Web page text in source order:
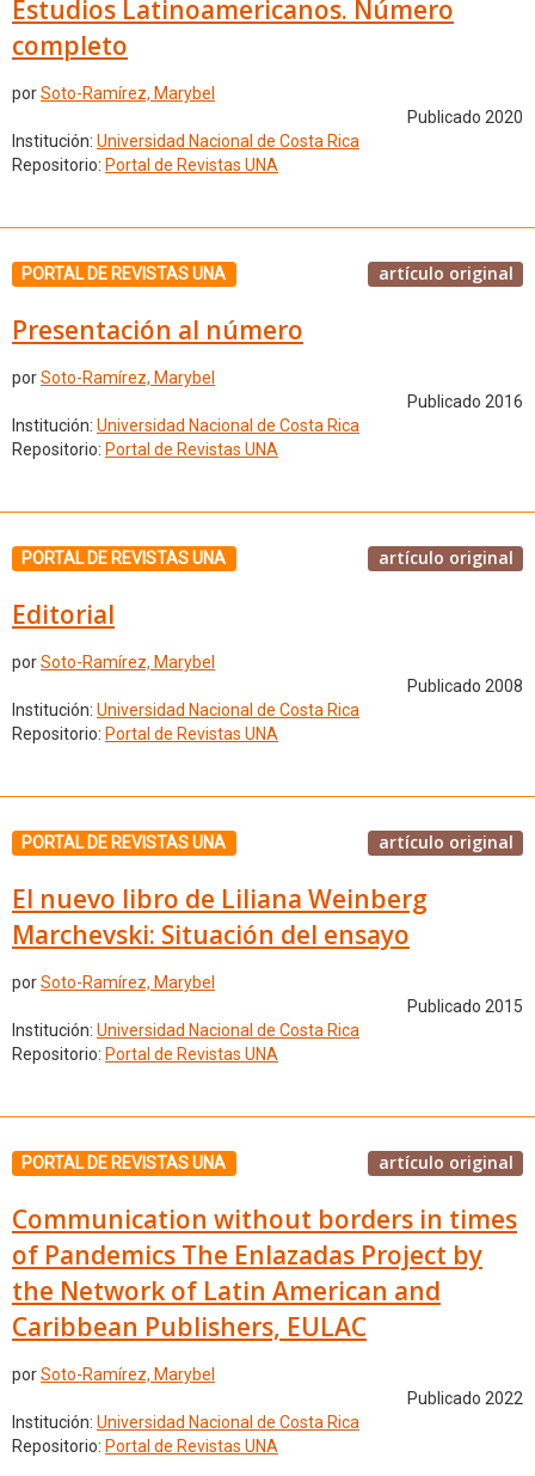
Estudios Latinoamericanos. Número
completo
porSoto-Ramírez, Marybel
Publicado 2020
Institución: Universidad Nacional de Costa Rica
Repositorio: Portal de Revistas UNA
PORTAL DE REVISTAS UNA artículo original
Presentación al número
porSoto-Ramírez, Marybel
Publicado 2016
Institución: Universidad Nacional de Costa Rica
Repositorio: Portal de Revistas UNA
PORTAL DE REVISTAS UNA artículo original
Editorial
porSoto-Ramírez, Marybel
Publicado 2008
Institución: Universidad Nacional de Costa Rica
Repositorio: Portal de Revistas UNA
PORTAL DE REVISTAS UNA artículo original
El nuevo libro de Liliana Weinberg
Marchevski: Situación del ensayo
porSoto-Ramírez, Marybel
Publicado 2015
Institución: Universidad Nacional de Costa Rica
Repositorio: Portal de Revistas UNA
PORTAL DE REVISTAS UNA artículo original
Communication without borders in times
of Pandemics The Enlazadas Project by
the Network of Latin American and
Caribbean Publishers, EULAC
porSoto-Ramírez, Marybel
Publicado 2022
Institución: Universidad Nacional de Costa Rica
Repositorio: Portal de Revistas UNA